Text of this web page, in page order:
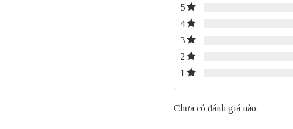
5
4
3
2
1
Chưa có đánh giá nào.